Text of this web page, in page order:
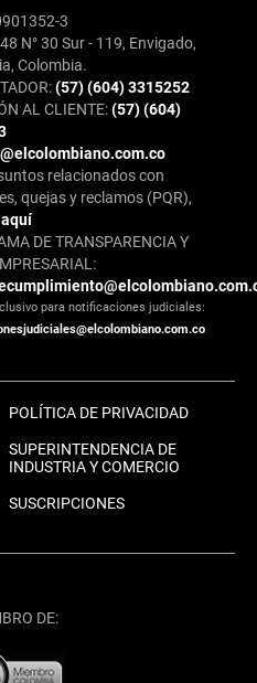
3
N° 30 Sur - 119, Envigado,
Colombia.
(57) (604) 3315252
AL CLIENTE:(57) (604)
relacionados con
quejas y reclamos (PQR),
DE TRANSPARENCIA Y
para notificaciones judiciales:
POLÍTICA DE PRIVACIDAD
SUPERINTENDENCIA DE
INDUSTRIA Y COMERCIO
SUSCRIPCIONES
DE: